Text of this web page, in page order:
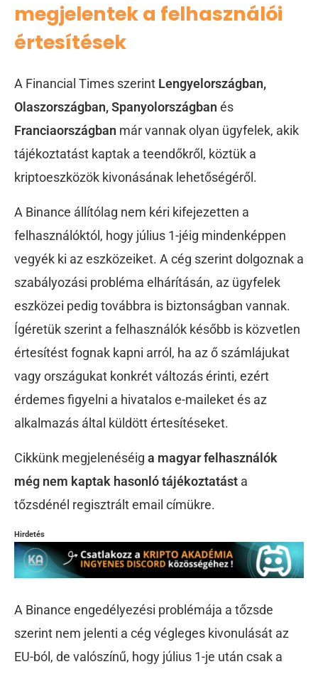
megjelentek a felhasználói
értesítések
A Financial Times szerint Lengyelországban,
Olaszországban, Spanyolországban és
Franciaországban már vannak olyan ügyfelek, akik
tájékoztatást kaptak a teendőkről, köztük a
kriptoeszközök kivonásának lehetőségéről.
A Binance állítólag nem kéri kifejezetten a
felhasználóktól, hogy július 1-jéig mindenképpen
vegyék ki az eszközeiket. A cég szerint dolgoznak a
szabályozási probléma elhárításán, az ügyfelek
eszközei pedig továbbra is biztonságban vannak.
Ígéretük szerint a felhasználók később is közvetlen
értesítést fognak kapni arról, ha az ő számlájukat
vagy országukat konkrét változás érinti, ezért
érdemes figyelni a hivatalos e-maileket és az
alkalmazás által küldött értesítéseket.
Cikkünk megjelenéséig a magyar felhasználók
még nem kaptak hasonló tájékoztatást a
tőzsdénél regisztrált email címükre.
Hirdetés
A Binance engedélyezési problémája a tőzsde
szerint nem jelenti a cég végleges kivonulását az
EU-ból, de valószínű, hogy július 1-je után csak a